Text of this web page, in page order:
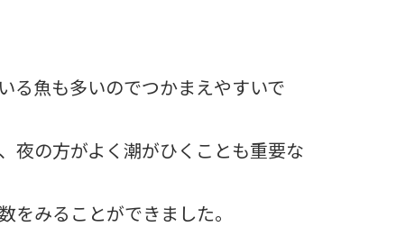
る魚も多いのでつかまえやすいで
夜の方がよく潮がひくことも重要な
みることができました。